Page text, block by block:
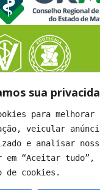
sua
para
veicular
e analisar
“Aceitar tudo”,
de cookies.
- CAMPO
Coronel Cacildo
Cachoeira -
Grande - MS
Seg a Sex